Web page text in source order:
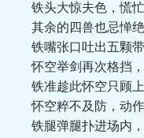
铁头大惊夫色，慌忙
其余的四兽也忌惮绝
铁嘴张口吐出五颗带
怀空举剑再次格挡，
铁准趁此怀空只顾上
怀空粹不及防，动作
铁腿弹腿扑进场内，